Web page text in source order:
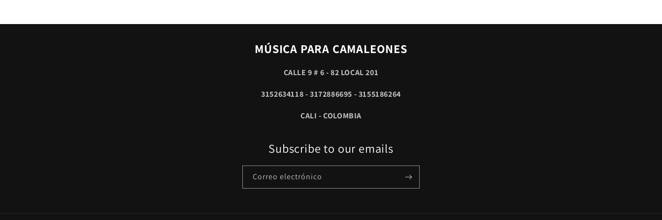
MÚSICA PARA CAMALEONES
CALLE 9 # 6 - 82 LOCAL 201
3152634118 - 3172886695 - 3155186264
CALI - COLOMBIA
Subscribe to our emails
Correo electrónico